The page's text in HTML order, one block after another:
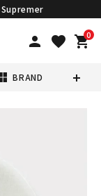
Supremer
person favorite 0
shopping_cart
BRAND